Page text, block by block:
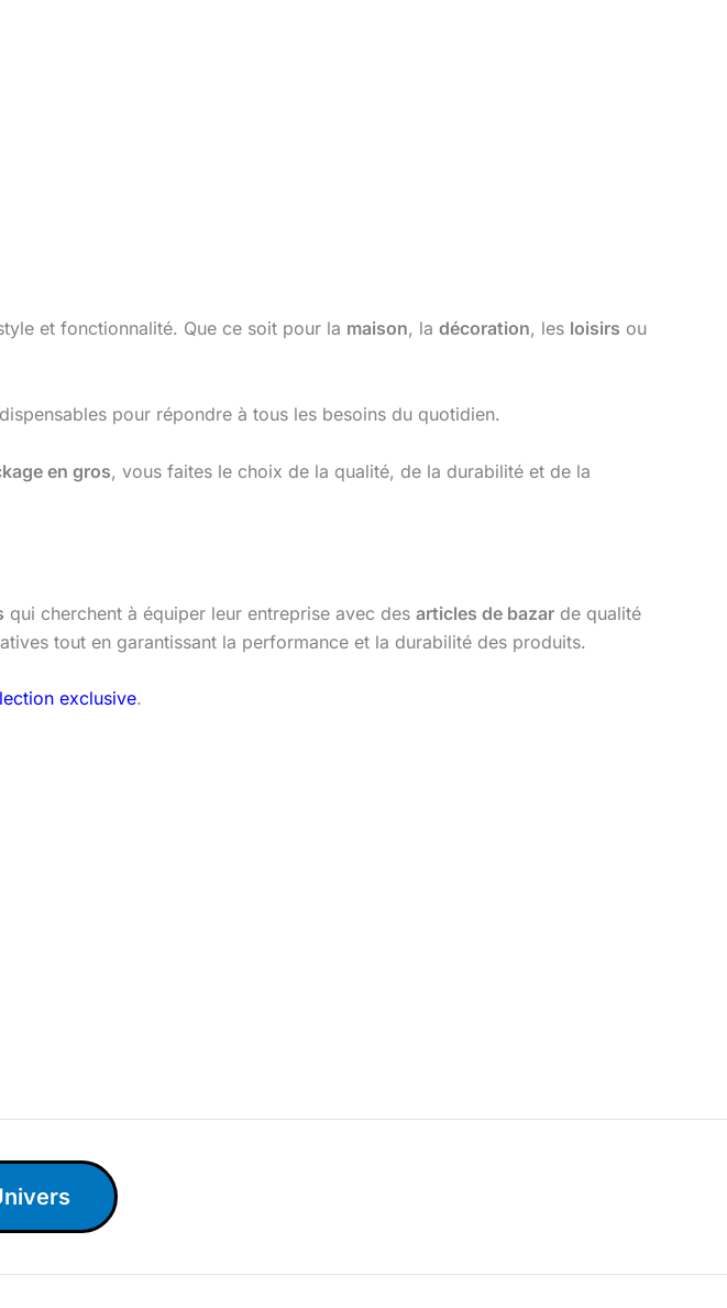
et fonctionnalité. Que ce soit pour la maison, la décoration, les loisirs ou
pour répondre à tous les besoins du quotidien.
en gros, vous faites le choix de la qualité, de la durabilité et de la
qui cherchent à équiper leur entreprise avec des articles de bazar de qualité
tout en garantissant la performance et la durabilité des produits.
exclusive.